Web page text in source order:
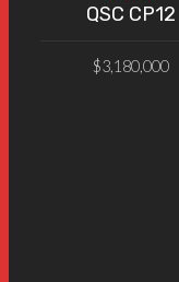
QSC CP12
$3,180,000